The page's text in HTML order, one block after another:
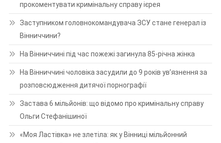
прокоментувати кримінальну справу ієрея
Заступником головнокомандувача ЗСУ стане генерал із
Вінниччини?
На Вінниччині під час пожежі загинула 85-річна жінка
На Вінниччині чоловіка засудили до 9 років ув’язнення за
розповсюдження дитячої порнографії
Застава 6 мільйонів: що відомо про кримінальну справу
Ольги Стефанішиної
«Моя Ластівка» не злетіла: як у Вінниці мільйонний